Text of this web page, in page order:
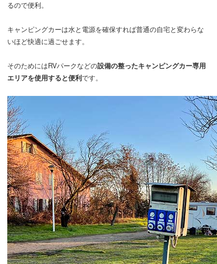
るので便利。
キャンピングカーは水と電源を確保すれば普通の自宅と変わらな
いほど快適に過ごせます。
そのためにはRVパークなどの設備の整ったキャンピングカー専用
エリアを使用すると便利です。